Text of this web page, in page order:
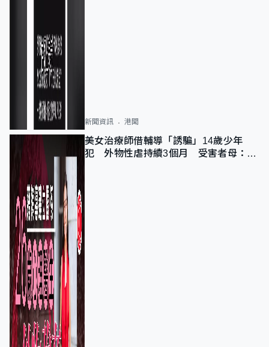
新聞資訊 港聞
美女治療師借輔導「誘騙」14歲少年
犯 外物性虐持續3個月 受害者母：要